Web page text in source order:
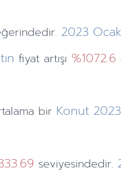
2023 Ocak
fiyat artışı %1072.6
bir Konut 2023
seviyesindedir.